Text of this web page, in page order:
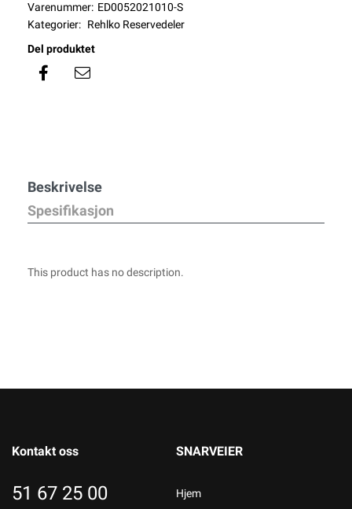
Varenummer: ED0052021010-S
Kategorier: Rehlko Reservedeler
Del produktet
Beskrivelse
Spesifikasjon
This product has no description.
Kontakt oss
51 67 25 00
SNARVEIER
Hjem